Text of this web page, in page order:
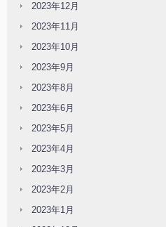
2023年12月
2023年11月
2023年10月
2023年9月
2023年8月
2023年6月
2023年5月
2023年4月
2023年3月
2023年2月
2023年1月